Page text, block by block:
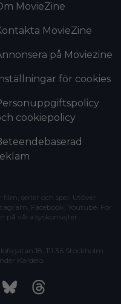
MovieZine
MovieZine
på Moviezine
Inställningar för cookies
cookiepolicy
film, serier och spel. Utöver
Facebook, Youtube. För
på våra syskonsajter
18, 111 36 Stockholm
Kardelo
BlueskyThreads